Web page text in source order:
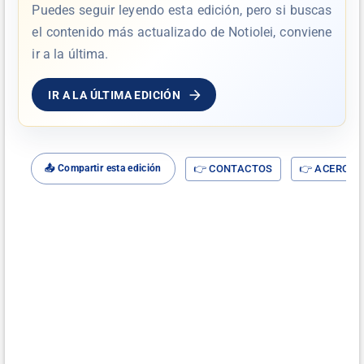
Puedes seguir leyendo esta edición, pero si buscas
el contenido más actualizado de Notiolei, conviene
ir a la última.
IR A LA ÚLTIMA EDICIÓN
📤 Compartir esta edición 👉 CONTACTOS 👉 ACERCA